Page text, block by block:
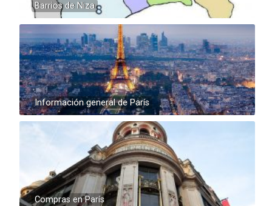
Barrios de Niza
Información general de París
Compras en París